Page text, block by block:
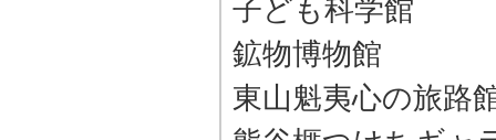
子ども科学館
鉱物博物館
東山魁夷心の旅路